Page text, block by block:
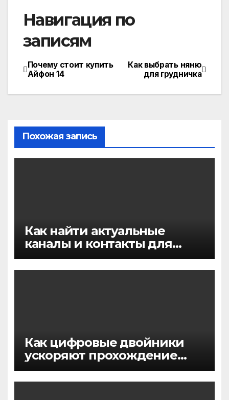
Навигация по
записям
Как выбрать няню
для грудничка
Почему стоит купить
Айфон 14
Похожая запись
Как найти актуальные
каналы и контакты для
эффективного арбитража в
iGaming
Как цифровые двойники
ускоряют прохождение
госэкспертизы и
сокращают затраты на